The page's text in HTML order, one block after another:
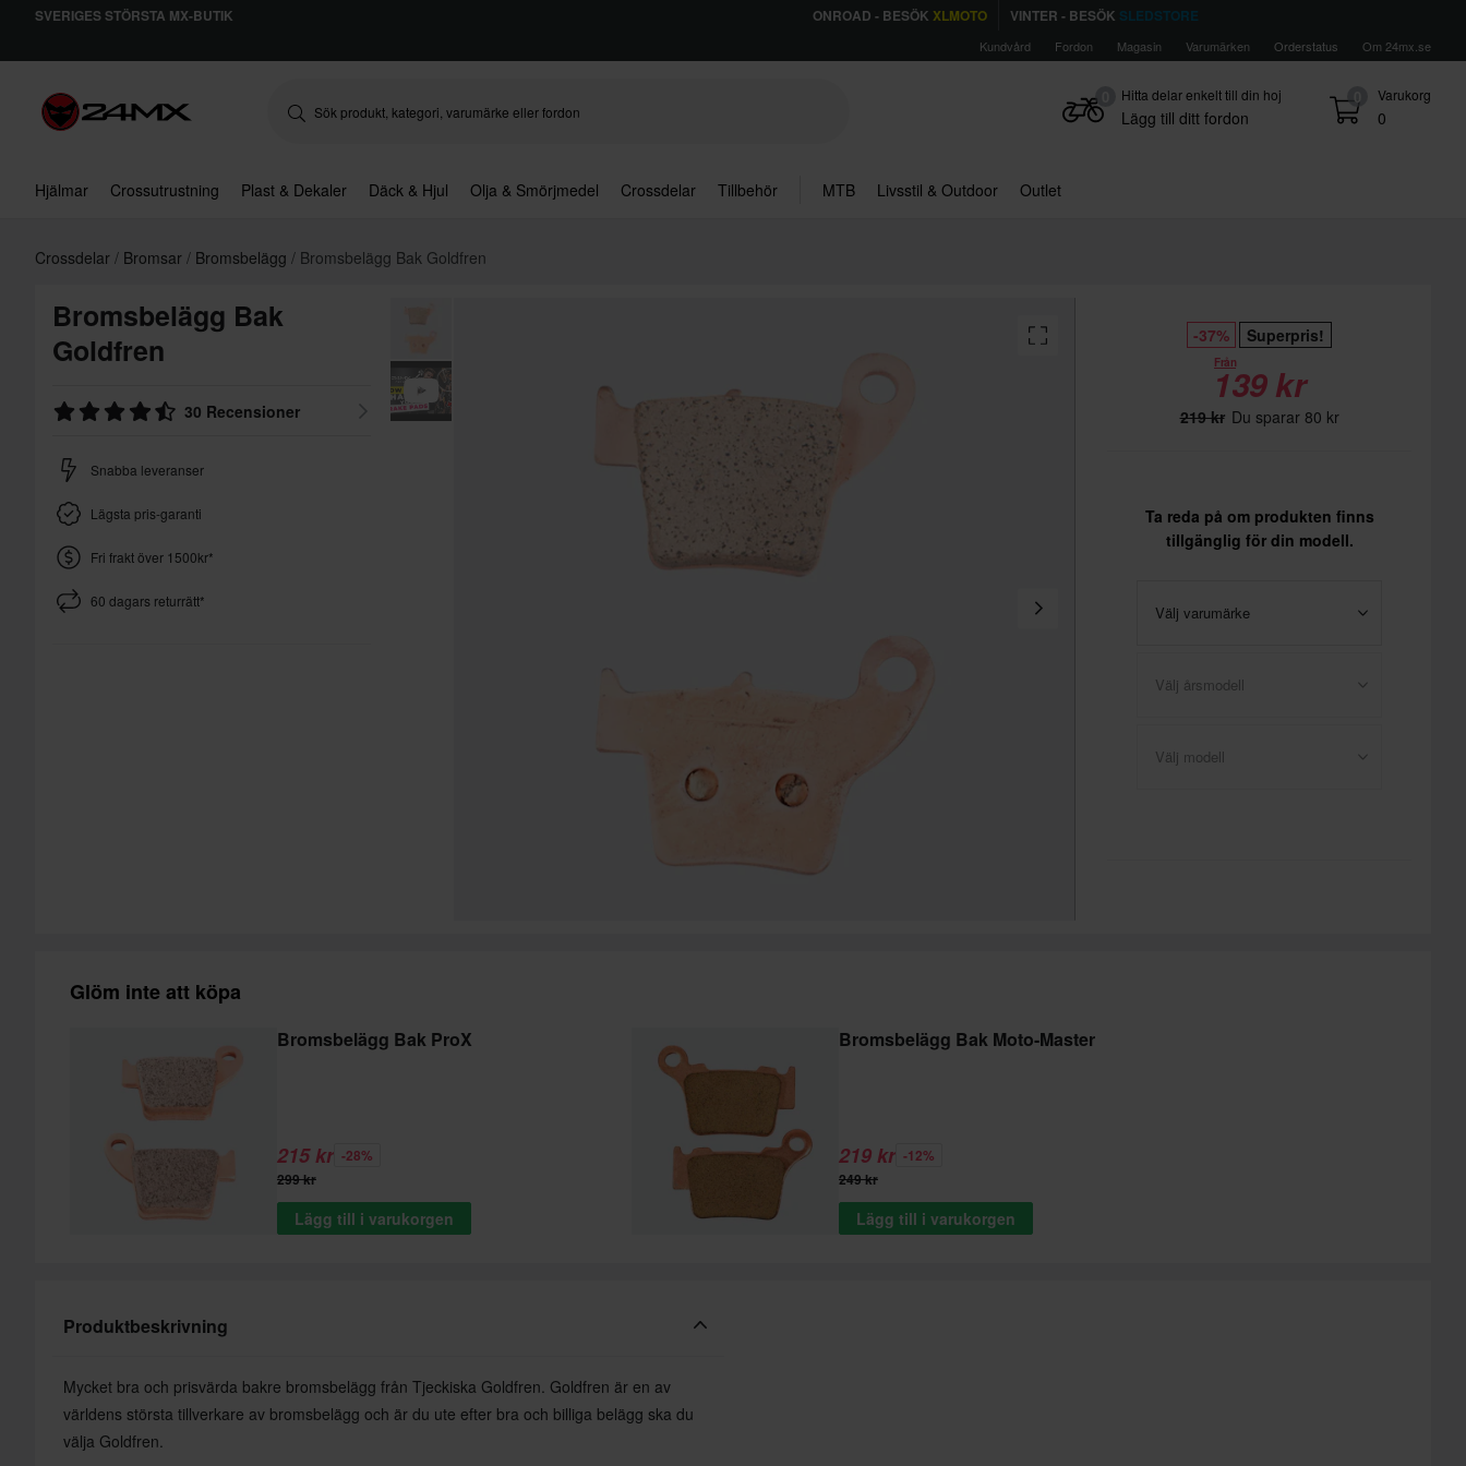
SVERIGES STÖRSTA MX-BUTIK ONROAD - BESÖK XLMOTO VINTER - BESÖK SLEDSTORE
Kundvård Fordon Magasin Varumärken Orderstatus Om 24mx.se
0 Varukorg
0
Hitta delar enkelt till din hoj
Lägg till ditt fordon
Hjälmar Crossutrustning Plast & Dekaler Däck & Hjul Olja & Smörjmedel Crossdelar Tillbehör MTB Livsstil & Outdoor Outlet
Crossdelar Bromsar Bromsbelägg Bromsbelägg Bak Goldfren
Bromsbelägg Bak
Goldfren
30 Recensioner
Snabba leveranser
Lägsta pris-garanti
Fri frakt över 1500kr*
60 dagars returrätt*
-37% Superpris!
Från
139 kr
219 kr Du sparar 80 kr
Ta reda på om produkten finns
tillgänglig för din modell.
Välj varumärke
Välj årsmodell
Välj modell
Glöm inte att köpa
Bromsbelägg Bak ProX
215 kr -28%
299 kr
Lägg till i varukorgen
Bromsbelägg Bak Moto-Master
219 kr -12%
249 kr
Lägg till i varukorgen
Produktbeskrivning
Mycket bra och prisvärda bakre bromsbelägg från Tjeckiska Goldfren. Goldfren är en av
världens största tillverkare av bromsbelägg och är du ute efter bra och billiga belägg ska du
välja Goldfren.